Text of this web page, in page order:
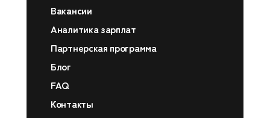
Вакансии
Аналитика зарплат
Партнерская программа
Блог
FAQ
Контакты